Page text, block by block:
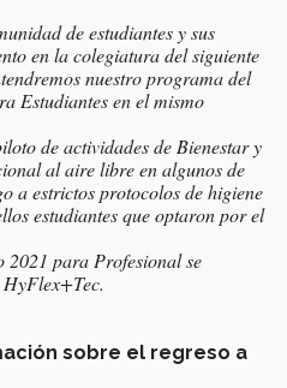
de estudiantes y sus
en la colegiatura del siguiente
nuestro programa del
Estudiantes en el mismo
de actividades de Bienestar y
al aire libre en algunos de
a estrictos protocolos de higiene
estudiantes que optaron por el
2021 para Profesional se
sobre el regreso a